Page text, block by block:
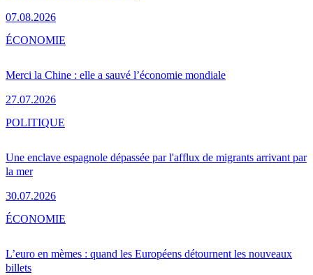
07.08.2026
Merci la Chine : elle a sauvé l’économie mondiale
27.07.2026
ÉCONOMIE
Une enclave espagnole dépassée par l'afflux de migrants arrivant par
la mer
30.07.2026
POLITIQUE
L’euro en mèmes : quand les Européens détournent les nouveaux
billets
ÉCONOMIE